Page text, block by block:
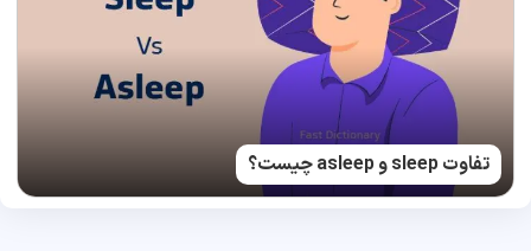
تفاوت sleep و asleep چیست؟